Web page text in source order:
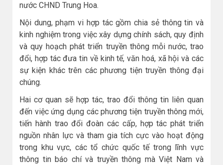
nước CHND Trung Hoa.
Nội dung, phạm vi hợp tác gồm chia sẻ thông tin và
kinh nghiệm trong việc xây dựng chính sách, quy định
và quy hoạch phát triển truyền thông mỗi nước, trao
đổi, hợp tác đưa tin về kinh tế, văn hoá, xã hội và các
sự kiện khác trên các phương tiện truyền thông đại
chúng.
Hai cơ quan sẽ hợp tác, trao đổi thông tin liên quan
đến việc ứng dụng các phương tiện truyền thông mới,
tiến hành trao đổi đoàn các cấp, hợp tác phát triển
nguồn nhân lực và tham gia tích cực vào hoạt động
trong khu vực, các tổ chức quốc tế trong lĩnh vực
thông tin báo chí và truyền thông mà Việt Nam và